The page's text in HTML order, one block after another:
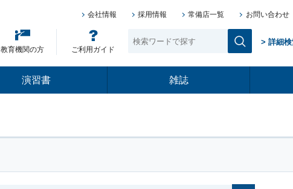
会社情報 採用情報 常備店一覧 お問い合わせ
教育機関の方 ご利用ガイド
> 詳細
演習書 雑誌